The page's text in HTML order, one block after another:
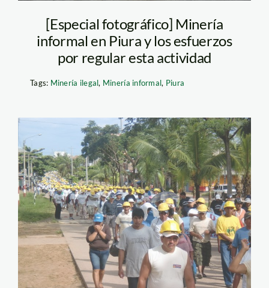
[Especial fotográfico] Minería
informal en Piura y los esfuerzos
por regular esta actividad
Tags: Minería ilegal, Minería informal, Piura